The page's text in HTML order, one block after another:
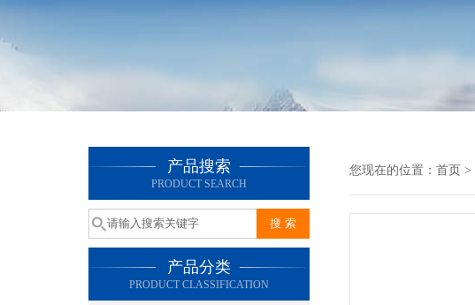
产品搜索
PRODUCT SEARCH
产品分类
PRODUCT CLASSIFICATION
您现在的位置： 首页 >